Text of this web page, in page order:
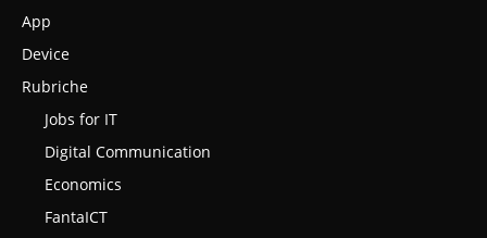
App
Device
Rubriche
Jobs for IT
Digital Communication
Economics
FantaICT